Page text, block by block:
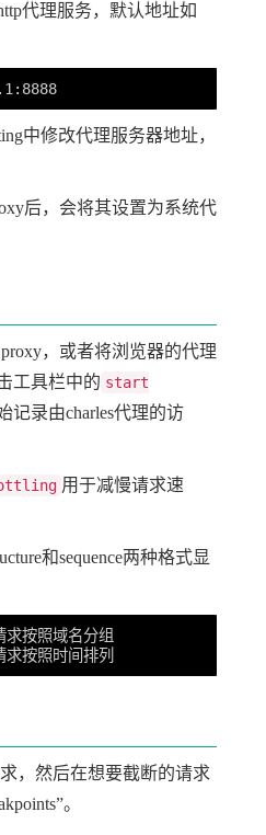
代理服务，默认地址如
中修改代理服务器地址，
后，会将其设置为系统代
，或者将浏览器的代理
工具栏中的 start
记录由charles代理的访
用于减慢请求速
和sequence两种格式显
照域名分组
，然后在想要截断的请求
。